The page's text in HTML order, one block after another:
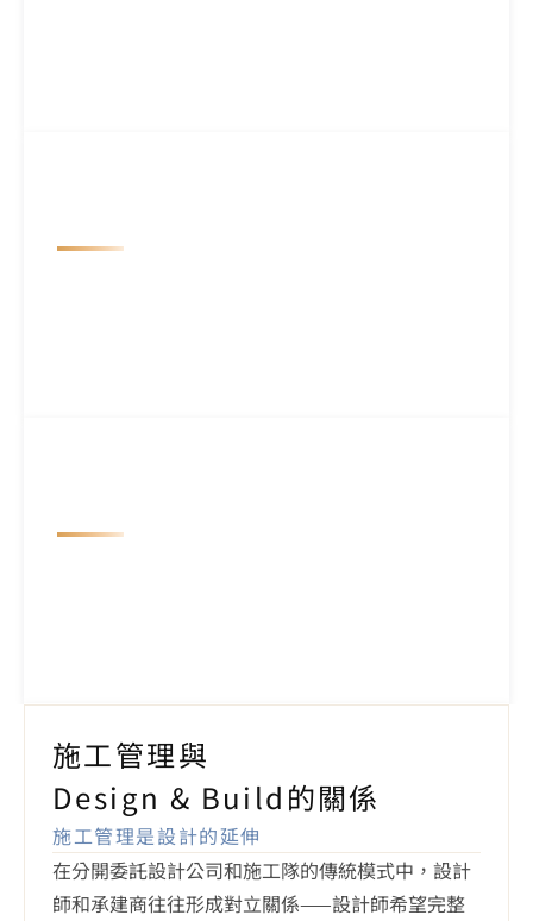
施工管理與
Design & Build的關係
施工管理是設計的延伸
在分開委託設計公司和施工隊的傳統模式中，設計
師和承建商往往形成對立關係——設計師希望完整